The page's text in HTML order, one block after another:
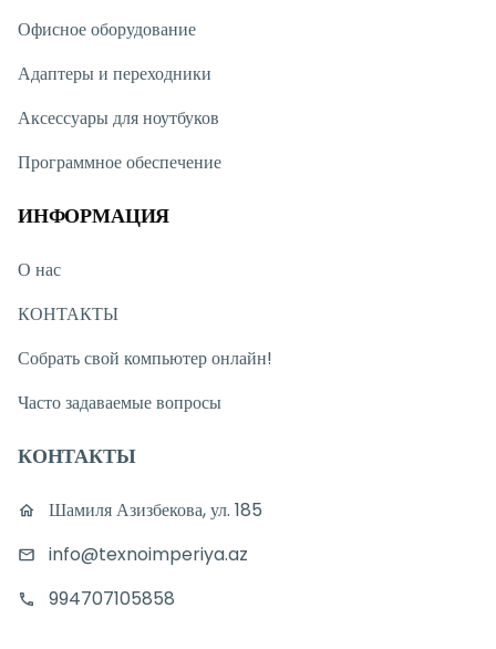
Офисное оборудование
Адаптеры и переходники
Аксессуары для ноутбуков
Программное обеспечение
ИНФОРМАЦИЯ
О нас
КОНТАКТЫ
Собрать свой компьютер онлайн!
Часто задаваемые вопросы
КОНТАКТЫ
Шамиля Азизбекова, ул. 185
info@texnoimperiya.az
994707105858